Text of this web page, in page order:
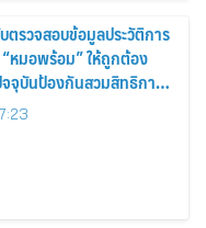
ตรวจสอบข้อมูลประวัติการ
หมอพร้อม” ให้ถูกต้อง
จุบันป้องกันสวมสิทธิการ